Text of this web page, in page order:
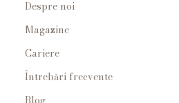
Despre noi
Magazine
Cariere
Întrebări frecvente
Blog